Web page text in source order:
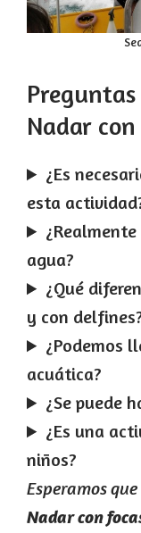
Nadar
¿Es
esta
agua?
¿Qué
y con
¿Podemos
acuática?
¿Se puede
¿Es una
niños?
Esperamos
Nadar con